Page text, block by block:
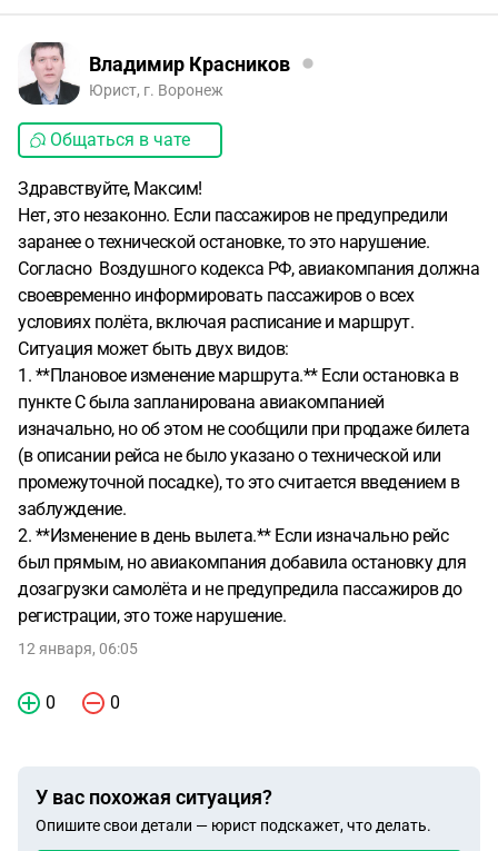
Владимир Красников
Юрист, г. Воронеж
Общаться в чате
Здравствуйте, Максим!
Нет, это незаконно. Если пассажиров не предупредили
заранее о технической остановке, то это нарушение.
Согласно Воздушного кодекса РФ, авиакомпания должна
своевременно информировать пассажиров о всех
условиях полёта, включая расписание и маршрут.
Ситуация может быть двух видов:
1. **Плановое изменение маршрута.** Если остановка в
пункте C была запланирована авиакомпанией
изначально, но об этом не сообщили при продаже билета
(в описании рейса не было указано о технической или
промежуточной посадке), то это считается введением в
заблуждение.
2. **Изменение в день вылета.** Если изначально рейс
был прямым, но авиакомпания добавила остановку для
дозагрузки самолёта и не предупредила пассажиров до
регистрации, это тоже нарушение.
12 января, 06:05
0 0
У вас похожая ситуация?
Опишите свои детали — юрист подскажет, что делать.